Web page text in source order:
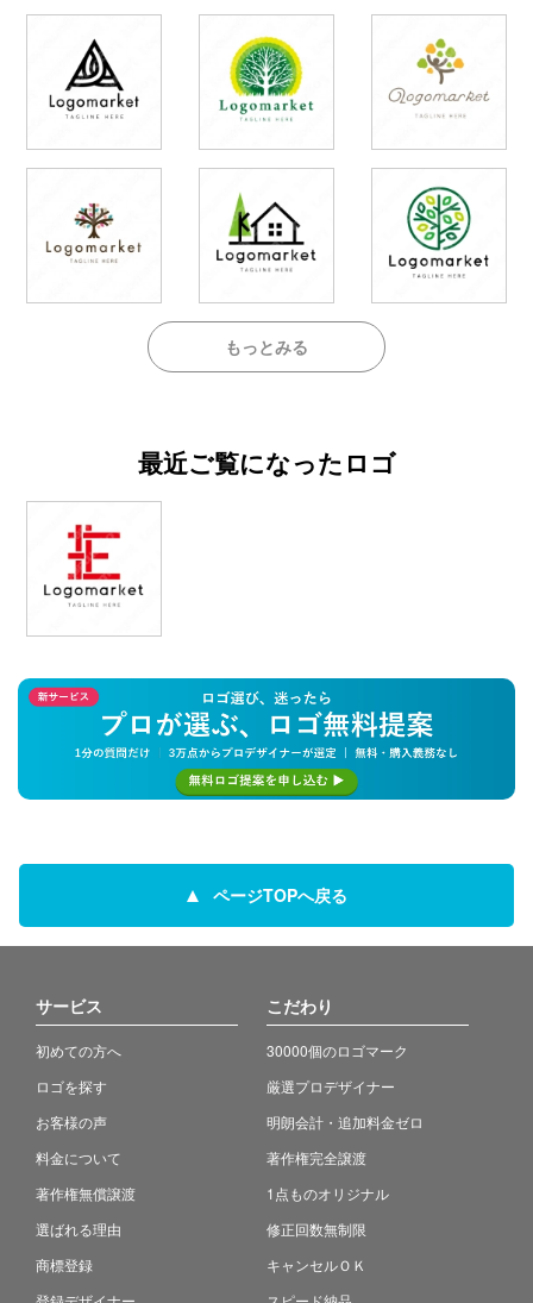
もっとみる
最近ご覧になったロゴ
ページTOPへ戻る
サービス
初めての方へ
ロゴを探す
お客様の声
料金について
著作権無償譲渡
選ばれる理由
商標登録
こだわり
30000個のロゴマーク
厳選プロデザイナー
明朗会計・追加料金ゼロ
著作権完全譲渡
1点ものオリジナル
修正回数無制限
キャンセルＯＫ